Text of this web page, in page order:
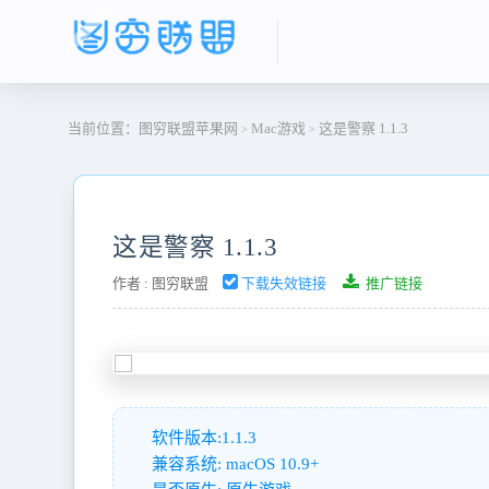
当前位置： 图穷联盟苹果网 > Mac游戏 > 这是警察 1.1.3
这是警察 1.1.3
作者 : 图穷联盟 下载失效链接 推广链接
软件版本:1.1.3
兼容系统: macOS 10.9+